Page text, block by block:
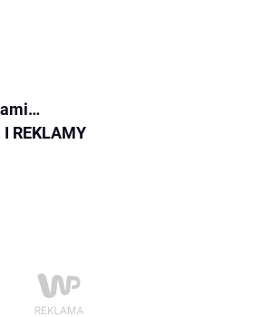
REKLAMY